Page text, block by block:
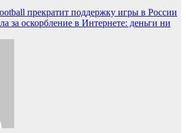
прекратит поддержку игры в России
за оскорбление в Интернете: деньги ни